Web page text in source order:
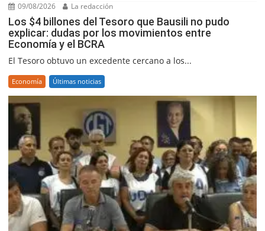
09/08/2026 La redacción
Los $4 billones del Tesoro que Bausili no pudo
explicar: dudas por los movimientos entre
Economía y el BCRA
El Tesoro obtuvo un excedente cercano a los...
Economía Últimas noticias